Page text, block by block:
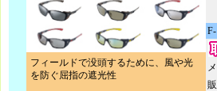
フィールドで没頭するために、風や光
を防ぐ屈指の遮光性